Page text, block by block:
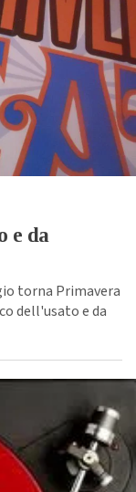
e da
torna Primavera
dell'usato e da